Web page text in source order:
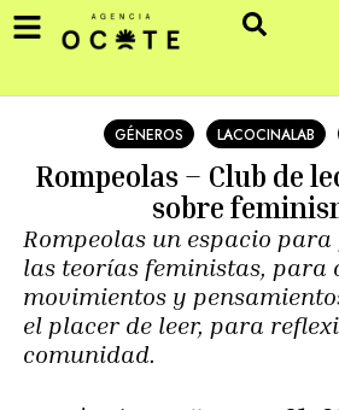
GÉNEROS LACOCINALAB
Rompeolas – Club de
sobre
Rompeolas un espacio
las teorías feministas, para
movimientos y
el placer de leer, para
comunidad.